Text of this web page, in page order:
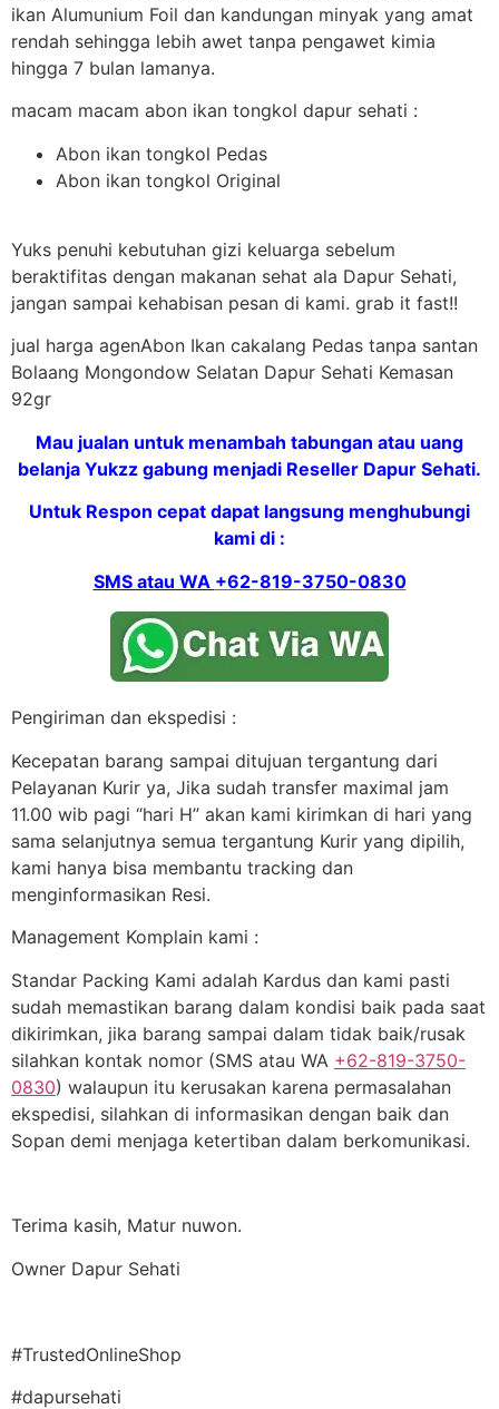
ikan Alumunium Foil dan kandungan minyak yang amat
rendah sehingga lebih awet tanpa pengawet kimia
hingga 7 bulan lamanya.
macam macam abon ikan tongkol dapur sehati :
Abon ikan tongkol Pedas
Abon ikan tongkol Original
Yuks penuhi kebutuhan gizi keluarga sebelum
beraktifitas dengan makanan sehat ala Dapur Sehati,
jangan sampai kehabisan pesan di kami. grab it fast!!
jual harga agenAbon Ikan cakalang Pedas tanpa santan
Bolaang Mongondow Selatan Dapur Sehati Kemasan
92gr
Mau jualan untuk menambah tabungan atau uang
belanja Yukzz gabung menjadi Reseller Dapur Sehati.
Untuk Respon cepat dapat langsung menghubungi
kami di :
SMS atau WA +62-819-3750-0830
Pengiriman dan ekspedisi :
Kecepatan barang sampai ditujuan tergantung dari
Pelayanan Kurir ya, Jika sudah transfer maximal jam
11.00 wib pagi “hari H” akan kami kirimkan di hari yang
sama selanjutnya semua tergantung Kurir yang dipilih,
kami hanya bisa membantu tracking dan
menginformasikan Resi.
Management Komplain kami :
Standar Packing Kami adalah Kardus dan kami pasti
sudah memastikan barang dalam kondisi baik pada saat
dikirimkan, jika barang sampai dalam tidak baik/rusak
silahkan kontak nomor (SMS atau WA +62-819-3750-
0830) walaupun itu kerusakan karena permasalahan
ekspedisi, silahkan di informasikan dengan baik dan
Sopan demi menjaga ketertiban dalam berkomunikasi.
Terima kasih, Matur nuwon.
Owner Dapur Sehati
#TrustedOnlineShop
#dapursehati